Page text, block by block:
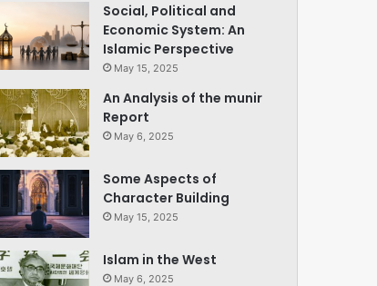
Social, Political and
Economic System: An
Islamic Perspective
May 15, 2025
An Analysis of the munir
Report
May 6, 2025
Some Aspects of
Character Building
May 15, 2025
Islam in the West
May 6, 2025